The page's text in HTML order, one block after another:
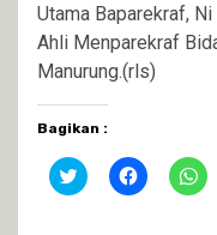
Utama Baparekraf,
Ahli Menparekraf
Manurung.(rls)
Bagikan :
Klik
untuk
Klik
untuk
Klik